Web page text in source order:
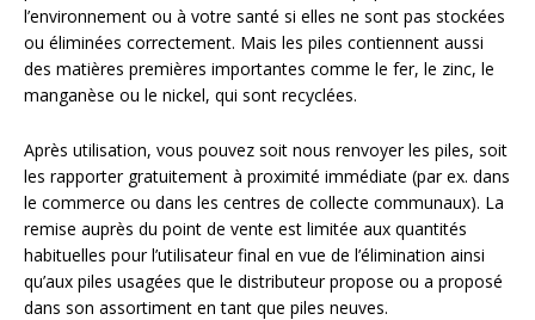
À propos
Blog AgriproLED.fr
Contact
09 70 24 66 76
[email protected]
+33 6 02 07 35 61
l’environnement ou à votre santé si elles ne sont pas stockées
ou éliminées correctement. Mais les piles contiennent aussi
des matières premières importantes comme le fer, le zinc, le
manganèse ou le nickel, qui sont recyclées.
Après utilisation, vous pouvez soit nous renvoyer les piles, soit
les rapporter gratuitement à proximité immédiate (par ex. dans
le commerce ou dans les centres de collecte communaux). La
remise auprès du point de vente est limitée aux quantités
habituelles pour l’utilisateur final en vue de l’élimination ainsi
qu’aux piles usagées que le distributeur propose ou a proposé
dans son assortiment en tant que piles neuves.